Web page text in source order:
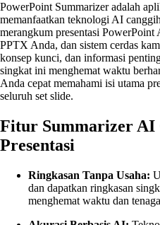
PowerPoint Summarizer adalah
memanfaatkan teknologi AI
merangkum presentasi
PPTX Anda, dan sistem cerdas
konsep kunci, dan informasi
singkat ini menghemat waktu
Anda cepat memahami isi utama
seluruh set slide.
Fitur Summarizer AI
Presentasi
Ringkasan Tanpa Usaha:
dan dapatkan ringkasan
menghemat waktu dan